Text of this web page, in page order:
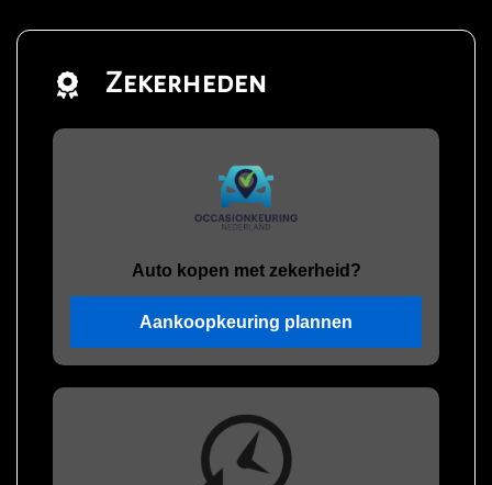
Zekerheden
Auto kopen met zekerheid?
Aankoopkeuring plannen